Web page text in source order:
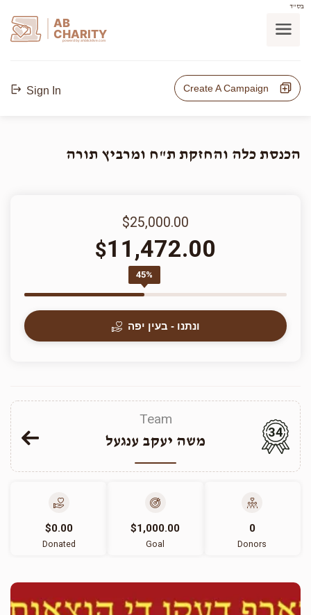
בס"ד
AB
CHARITY
powerd by ahblicklive.com
Sign In Create A Campaign
הכנסת כלה והחזקת ת"ח ומרביץ תורה
$25,000.00
$11,472.00
45%
ונתנו - בעין יפה
Team
משה יעקב ענגעל
34
$0.00
Donated
$1,000.00
Goal
0
Donors